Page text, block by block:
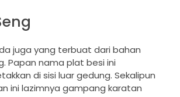
juga yang terbuat dari bahan
Papan nama plat besi ini
di sisi luar gedung. Sekalipun
ini lazimnya gampang karatan